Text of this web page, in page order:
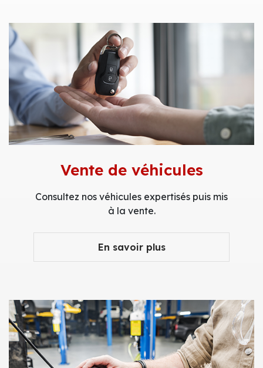
Vente de véhicules
Consultez nos véhicules expertisés puis mis
à la vente.
En savoir plus